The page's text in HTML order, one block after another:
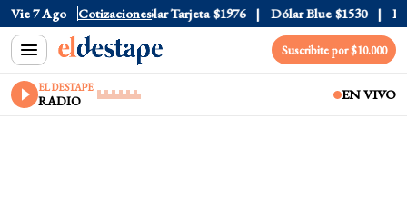
Vie 7 Ago Cotizaciones
Oficial $1520 Dólar Tarjeta $1976 Dólar Blue $1530
Suscribite por $10.000
EL DESTAPE
RADIO EN VIVO